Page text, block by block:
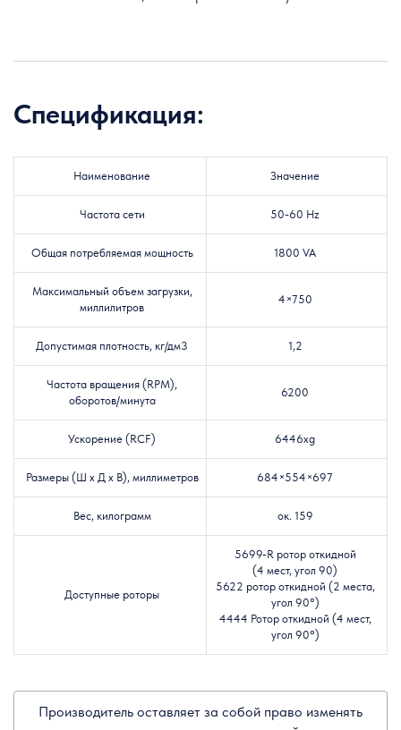
Спецификация:
Наименование Значение
Частота сети 50-60 Hz
Общая потребляемая мощность 1800 VA
Максимальный объем загрузки,
миллилитров
4×750
Допустимая плотность, кг/дм3 1,2
Частота вращения (RPM),
оборотов/минута
6200
Ускорение (RCF) 6446хg
Размеры (Ш х Д х В), миллиметров 684×554×697
Вес, килограмм ок. 159
Доступные роторы
5699-R ротор откидной
(4 мест, угол 90)
5622 ротор откидной (2 места,
угол 90°)
4444 Ротор откидной (4 мест,
угол 90°)
Производитель оставляет за собой право изменять